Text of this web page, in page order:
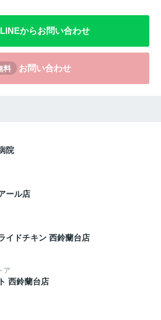
LINEからお問い合わせ
料 お問い合わせ
院
ール店
イドチキン 西鈴蘭台店
ア
西鈴蘭台店